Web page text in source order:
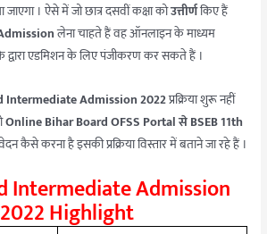
। ऐसे में जो छात्र दसवीं कक्षा कोउत्तीर्णकिए हैं
लेना चाहते हैं वह ऑनलाइन के माध्यम
द्वारा एडमिशन के लिए पंजीकरण कर सकते हैं ।
Intermediate Admission 2022प्रक्रिया शुरू नहीं
Online Bihar Board OFSS Portal से BSEB 11th
कैसे करना है इसकी प्रक्रिया विस्तार में बताने जा रहे हैं ।
Intermediate Admission
2022 Highlight